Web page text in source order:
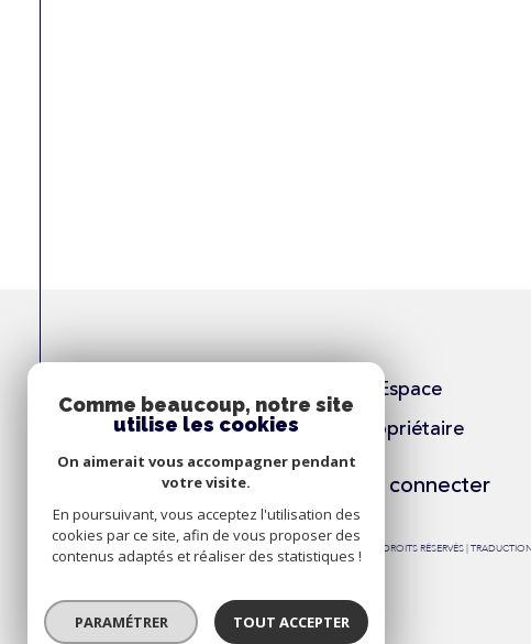
Espace
Propriétaire
Se connecter
© 2026 | TOUS DROITS RÉSERVÉS |
Comme beaucoup, notre site
utilise les cookies
On aimerait vous accompagner pendant
votre visite.
En poursuivant, vous acceptez l'utilisation des
cookies par ce site, afin de vous proposer des
contenus adaptés et réaliser des statistiques !
PARAMÉTRER TOUT ACCEPTER